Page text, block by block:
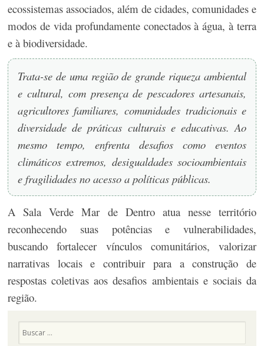
ecossistemas associados, além de cidades, comunidades e
modos de vida profundamente conectados à água, à terra
e à biodiversidade.
Trata-se de uma região de grande riqueza ambiental
e cultural, com presença de pescadores artesanais,
agricultores familiares, comunidades tradicionais e
diversidade de práticas culturais e educativas. Ao
mesmo tempo, enfrenta desafios como eventos
climáticos extremos, desigualdades socioambientais
e fragilidades no acesso a políticas públicas.
A Sala Verde Mar de Dentro atua nesse território
reconhecendo suas potências e vulnerabilidades,
buscando fortalecer vínculos comunitários, valorizar
narrativas locais e contribuir para a construção de
respostas coletivas aos desafios ambientais e sociais da
região.